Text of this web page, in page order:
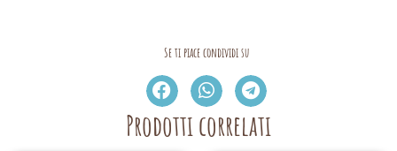
Se ti piace condividi su
Prodotti correlati